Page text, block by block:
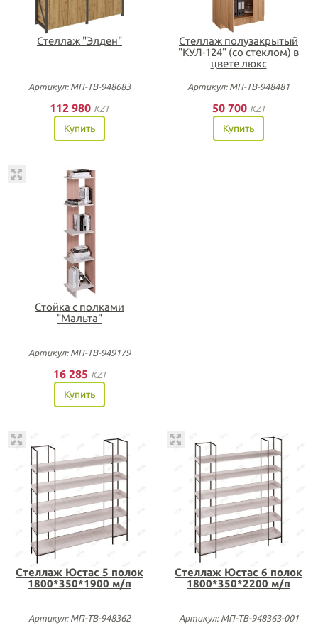
Стеллаж "Элден"
Артикул: МП-ТВ-948683
112 980 KZT
Купить
Стеллаж полузакрытый
"КУЛ-124" (со стеклом) в
цвете люкс
Артикул: МП-ТВ-948481
50 700 KZT
Купить
Стойка с полками
"Мальта"
Артикул: МП-ТВ-949179
16 285 KZT
Купить
Стеллаж Юстас 5 полок
1800*350*1900 м/п
Артикул: МП-ТВ-948362
Стеллаж Юстас 6 полок
1800*350*2200 м/п
Артикул: МП-ТВ-948363-001